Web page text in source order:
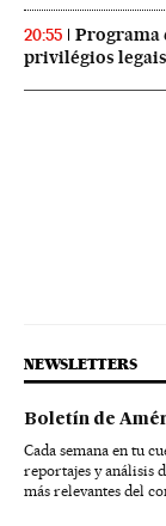
20:55
Programa
privilégios
NEWSLETTERS
Boletín de
Cada semana en tu
reportajes y análisis
más relevantes del